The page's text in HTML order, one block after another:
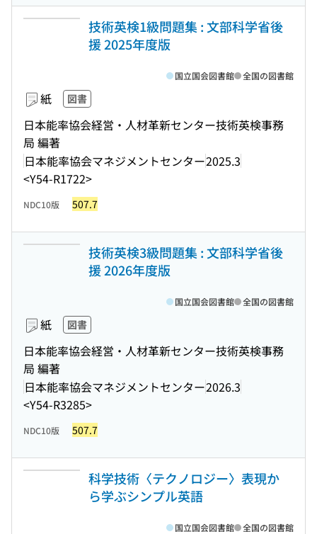
技術英検1級問題集 : 文部科学省後
援 2025年度版
紙 図書
日本能率協会経営・人材革新センター技術英検事務
局 編著
日本能率協会マネジメントセンター2025.3
<Y54-R1722>
国立国会図書館 全国の図書館
NDC10版 507.7
技術英検3級問題集 : 文部科学省後
援 2026年度版
紙 図書
日本能率協会経営・人材革新センター技術英検事務
局 編著
日本能率協会マネジメントセンター2026.3
<Y54-R3285>
国立国会図書館 全国の図書館
NDC10版 507.7
科学技術〈テクノロジー〉表現か
ら学ぶシンプル英語
国立国会図書館 全国の図書館